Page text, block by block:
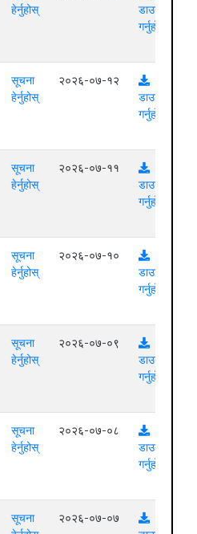
हेर्नुहोस्
डाउनलोड
गर्नुहोस्
सूचना
हेर्नुहोस्
२०२६-०७-१२
डाउनलोड
गर्नुहोस्
सूचना
हेर्नुहोस्
२०२६-०७-११
डाउनलोड
गर्नुहोस्
सूचना
हेर्नुहोस्
२०२६-०७-१०
डाउनलोड
गर्नुहोस्
सूचना
हेर्नुहोस्
२०२६-०७-०९
डाउनलोड
गर्नुहोस्
सूचना
हेर्नुहोस्
२०२६-०७-०८
डाउनलोड
गर्नुहोस्
सूचना
२०२६-०७-०७